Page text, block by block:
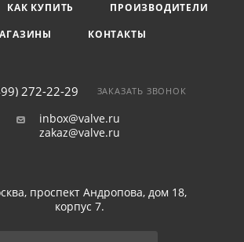
КАК КУПИТЬ
ПРОИЗВОДИТЕЛИ
КОНТАКТЫ
272-22-29 ЗАКАЗАТЬ ЗВОНОК
inbox@valve.ru
zakaz@valve.ru
проспект Андропова, дом 18,
корпус 7.